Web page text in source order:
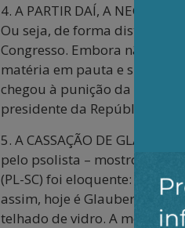
4. A PARTIR DAÍ, A
Ou seja, de forma distinta
Congresso. Embora não
matéria em pauta e sua
chegou à punição da pena
presidente da República, a
5. A CASSAÇÃO DE
pelo psolista – mostrou-se
(PL-SC) foi eloquente:
assim, hoje é Glauber e
telhado de vidro. A métrica